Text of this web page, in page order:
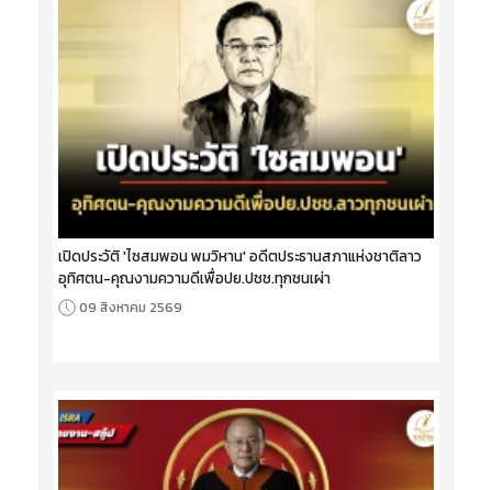
เปิดประวัติ 'ไซสมพอน พมวิหาน' อดีตประธานสภาแห่งชาติลาว
อุทิศตน-คุณงามความดีเพื่อปย.ปชช.ทุกชนเผ่า
09 สิงหาคม 2569